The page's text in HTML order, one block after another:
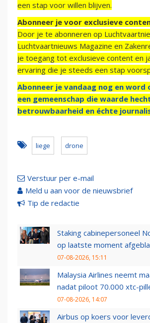
een stap voor willen blijven.
Abonneer je voor exclusieve
Door je te abonneren op
Luchtvaartnieuws Magazine en
je toegang tot exclusieve content en
ervaring die je steeds een stap
Abonneer je vandaag nog en word
een gemeenschap die waarde
betrouwbaarheid en échte
liege drone
Verstuur per e-mail
Meld u aan voor de nieuwsbrief
Tip de redactie
Staking cabinepersoneel
op laatste moment
07-08-2026, 15:11
Malaysia Airlines neemt
nadat piloot 70.000 xtc-
07-08-2026, 14:07
Airbus op koers voor